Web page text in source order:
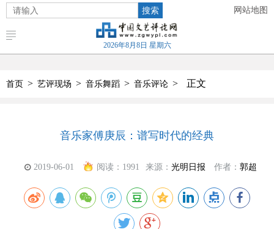
搜索 网站地图
2026年8月8日 星期六
首页 > 艺评现场 > 音乐舞蹈 > 音乐评论 > 正文
音乐家傅庚辰：谱写时代的经典
2019-06-01 阅读： 1991 来源： 光明日报 作者： 郭超